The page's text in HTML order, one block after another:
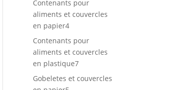
Contenants pour
aliments et couvercles
en papier44
Contenants pour
aliments et couvercles
en plastique77
produits
Gobeletes et couvercles